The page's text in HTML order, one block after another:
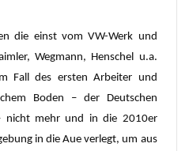
die einst vom VW-Werk und
Wegmann, Henschel u.a.
Fall des ersten Arbeiter und
Boden – der Deutschen
nicht mehr und in die 2010er
in die Aue verlegt, um aus